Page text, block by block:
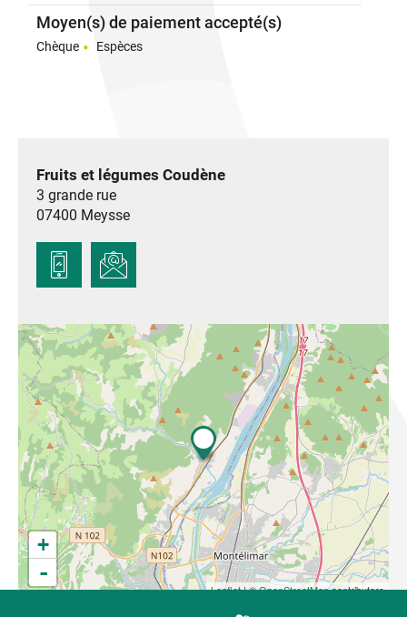
Moyen(s) de paiement accepté(s)
Chèque Espèces
Fruits et légumes Coudène
3 grande rue
07400 Meysse
+
-
Leaflet| ©OpenStreetMapcontributors